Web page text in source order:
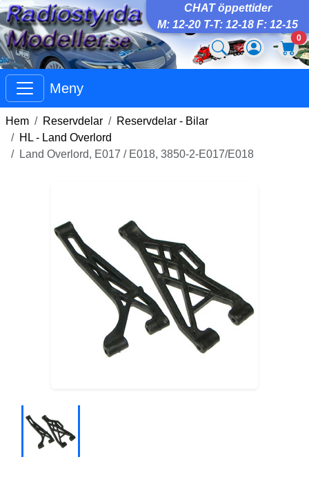
CHAT öppettider
M: 12-20 T-T: 12-18 F: 12-15
0
Meny
Hem Reservdelar
Reservdelar - Bilar
HL - Land Overlord
Land Overlord, E017 / E018, 3850-2-E017/E018